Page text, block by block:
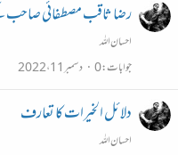
رضا ثاقب مصطفائی صاحب
احسان اللہ
جوابات 0 دسمبر 11، 2022
دلائل الخیرات کا تعارف
احسان اللہ